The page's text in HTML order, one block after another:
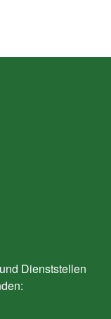
Dienststellen